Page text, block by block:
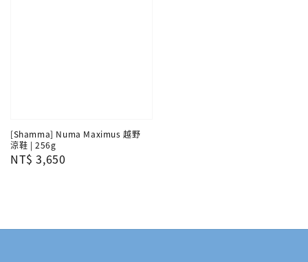
[Shamma] Numa Maximus 越野
涼鞋 | 256g
Regular
NT$ 3,650